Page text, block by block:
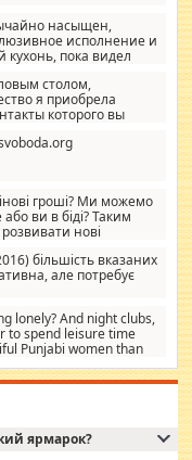
насыщен,
исполнение и
пока видел
и что главное -
удорожающих
столом,
я приобрела
которого вы
гроші? Ми можемо
ви в біді? Таким
нові
їм шанс. Кожен
не зможе, вони
суми, і зрілість
Не чекайте і не
хочете подати, і ми
з нами
потрібні термінові
більшість вказаних
але потребує
lonely? And night clubs,
to spend leisure time
Punjabi women than
feel like 5 star luxury
loved solitaire free
body shapes.
and cheerful girl.
of her body and the
ярмарок?